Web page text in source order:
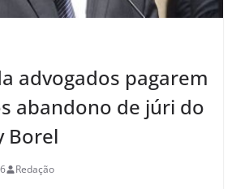
advogados pagarem
abandono de júri do
Borel
Redação